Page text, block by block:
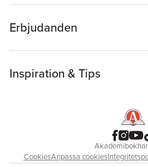
Erbjudanden
Inspiration & Tips
CookiesAnpassa cookies